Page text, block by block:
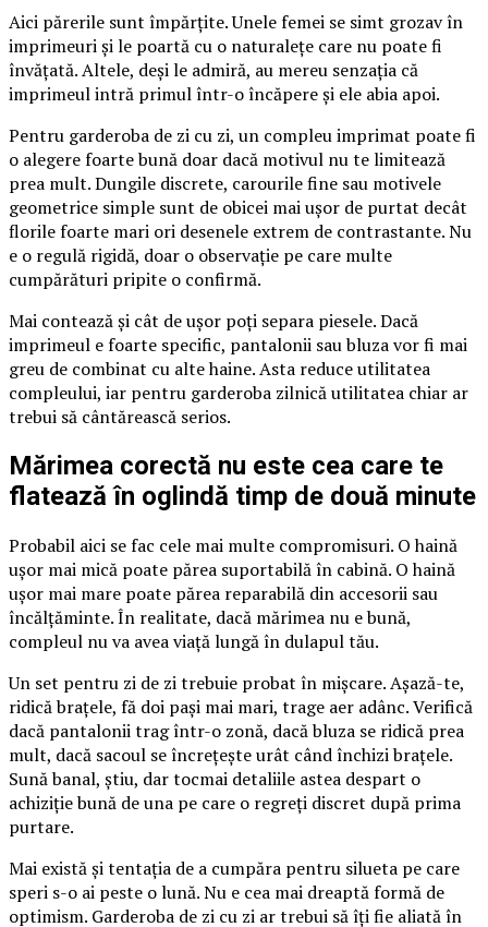
Aici părerile sunt împărțite. Unele femei se simt grozav în
imprimeuri și le poartă cu o naturalețe care nu poate fi
învățată. Altele, deși le admiră, au mereu senzația că
imprimeul intră primul într-o încăpere și ele abia apoi.
Pentru garderoba de zi cu zi, un compleu imprimat poate fi
o alegere foarte bună doar dacă motivul nu te limitează
prea mult. Dungile discrete, carourile fine sau motivele
geometrice simple sunt de obicei mai ușor de purtat decât
florile foarte mari ori desenele extrem de contrastante. Nu
e o regulă rigidă, doar o observație pe care multe
cumpărături pripite o confirmă.
Mai contează și cât de ușor poți separa piesele. Dacă
imprimeul e foarte specific, pantalonii sau bluza vor fi mai
greu de combinat cu alte haine. Asta reduce utilitatea
compleului, iar pentru garderoba zilnică utilitatea chiar ar
trebui să cântărească serios.
Mărimea corectă nu este cea care te
flatează în oglindă timp de două minute
Probabil aici se fac cele mai multe compromisuri. O haină
ușor mai mică poate părea suportabilă în cabină. O haină
ușor mai mare poate părea reparabilă din accesorii sau
încălțăminte. În realitate, dacă mărimea nu e bună,
compleul nu va avea viață lungă în dulapul tău.
Un set pentru zi de zi trebuie probat în mișcare. Așază-te,
ridică brațele, fă doi pași mai mari, trage aer adânc. Verifică
dacă pantalonii trag într-o zonă, dacă bluza se ridică prea
mult, dacă sacoul se încrețește urât când închizi brațele.
Sună banal, știu, dar tocmai detaliile astea despart o
achiziție bună de una pe care o regreți discret după prima
purtare.
Mai există și tentația de a cumpăra pentru silueta pe care
speri s-o ai peste o lună. Nu e cea mai dreaptă formă de
optimism. Garderoba de zi cu zi ar trebui să îți fie aliată în